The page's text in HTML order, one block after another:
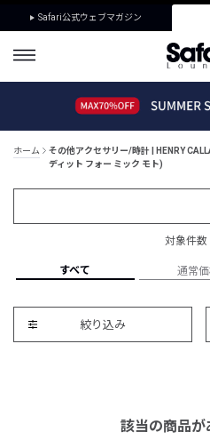
Safari公式ウェブマガジン
ホーム
その他アクセサリー/時計 | HENRY
ディット フォー ミック モト)
対象件数
すべて 通常
絞り込み
該当の商品が